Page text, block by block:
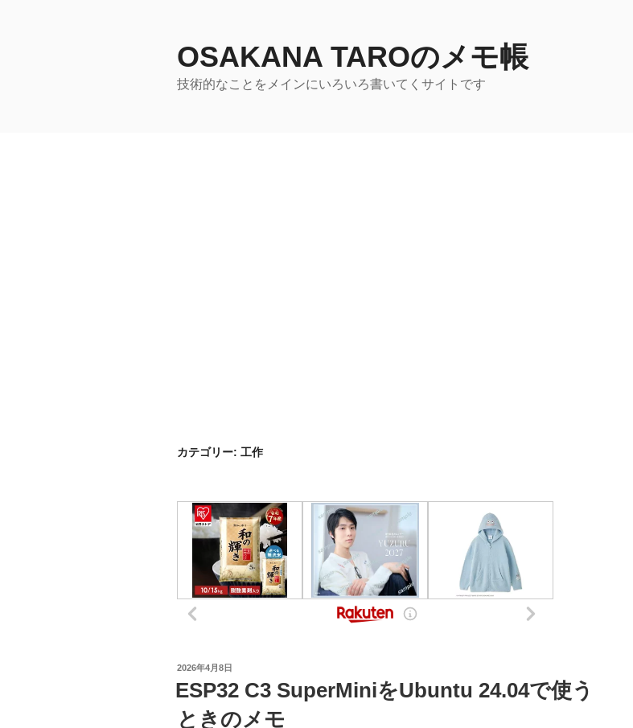
OSAKANA TAROのメモ帳
技術的なことをメインにいろいろ書いてくサイトです
カテゴリー: 工作
投
日:
2026年4月8日
ESP32 C3 SuperMiniをUbuntu 24.04で使う
ときのメモ